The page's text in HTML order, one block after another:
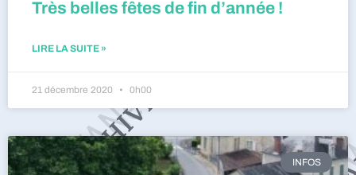
Très belles fêtes de fin d’année !
LIRE LA SUITE »
21 décembre 2020 0h00
INFOS